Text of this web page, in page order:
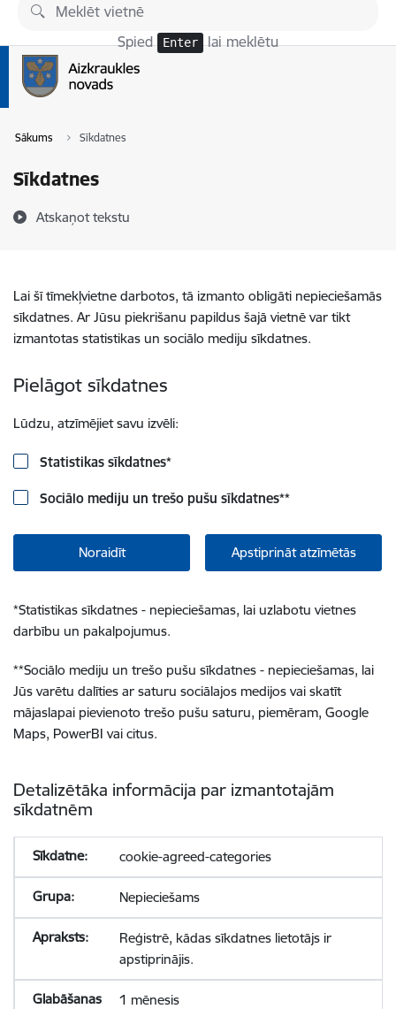
Pāriet uz lapas saturu
Spied Enter lai meklētu
Sākums Sīkdatnes
Sīkdatnes
Atskaņot tekstu
Lai šī tīmekļvietne darbotos, tā izmanto obligāti nepieciešamās
sīkdatnes. Ar Jūsu piekrišanu papildus šajā vietnē var tikt
izmantotas statistikas un sociālo mediju sīkdatnes.
Pielāgot sīkdatnes
Lūdzu, atzīmējiet savu izvēli:
Statistikas sīkdatnes*
Sociālo mediju un trešo pušu sīkdatnes**
Noraidīt Apstiprināt atzīmētās
*Statistikas sīkdatnes - nepieciešamas, lai uzlabotu vietnes
darbību un pakalpojumus.
**Sociālo mediju un trešo pušu sīkdatnes - nepieciešamas, lai
Jūs varētu dalīties ar saturu sociālajos medijos vai skatīt
mājaslapai pievienoto trešo pušu saturu, piemēram, Google
Maps, PowerBI vai citus.
Detalizētāka informācija par izmantotajām
sīkdatnēm
cookie-agreed-categories
Nepieciešams
Reģistrē, kādas sīkdatnes lietotājs ir
apstiprinājis.
1 mēnesis